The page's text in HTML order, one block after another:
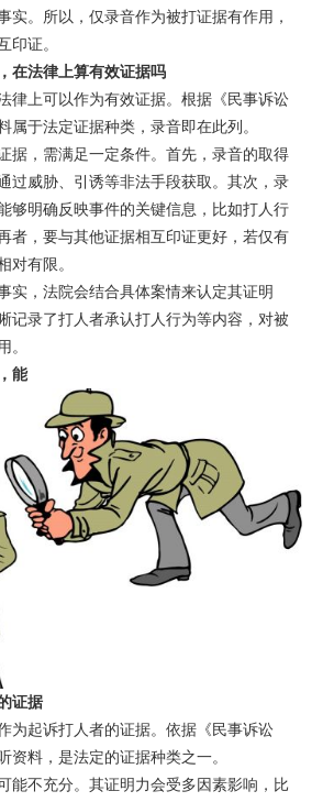
实。所以，仅录音作为被打证据有作用，
印证。
在法律上算有效证据吗
律上可以作为有效证据。根据《民事诉讼
属于法定证据种类，录音即在此列。
据，需满足一定条件。首先，录音的取得
过威胁、引诱等非法手段获取。其次，录
够明确反映事件的关键信息，比如打人行
者，要与其他证据相互印证更好，若仅有
对有限。
实，法院会结合具体案情来认定其证明
记录了打人者承认打人行为等内容，对被
。
能
证据
为起诉打人者的证据。依据《民事诉讼
资料，是法定的证据种类之一。
能不充分。其证明力会受多因素影响，比